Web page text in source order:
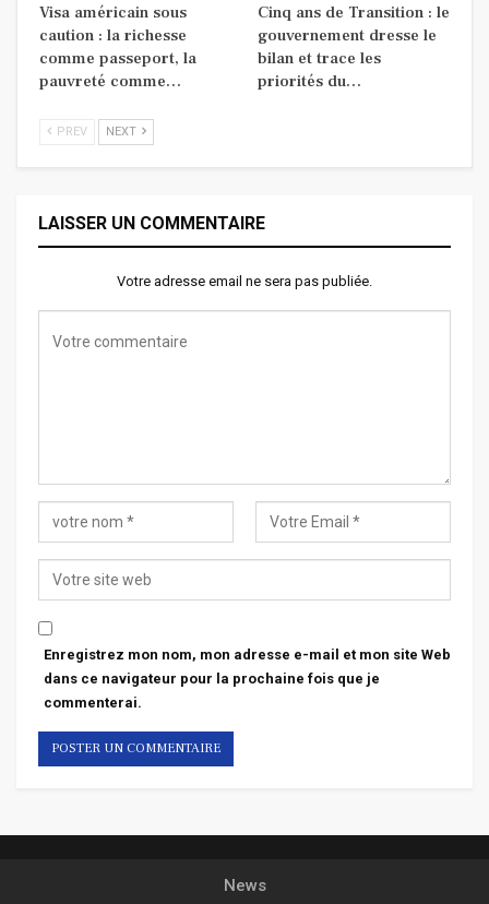
Visa américain sous
caution : la richesse
comme passeport, la
pauvreté comme…
Cinq ans de Transition : le
gouvernement dresse le
bilan et trace les
priorités du…
PREV NEXT
LAISSER UN COMMENTAIRE
Votre adresse email ne sera pas publiée.
Enregistrez mon nom, mon adresse e-mail et mon site Web
dans ce navigateur pour la prochaine fois que je
commenterai.
News